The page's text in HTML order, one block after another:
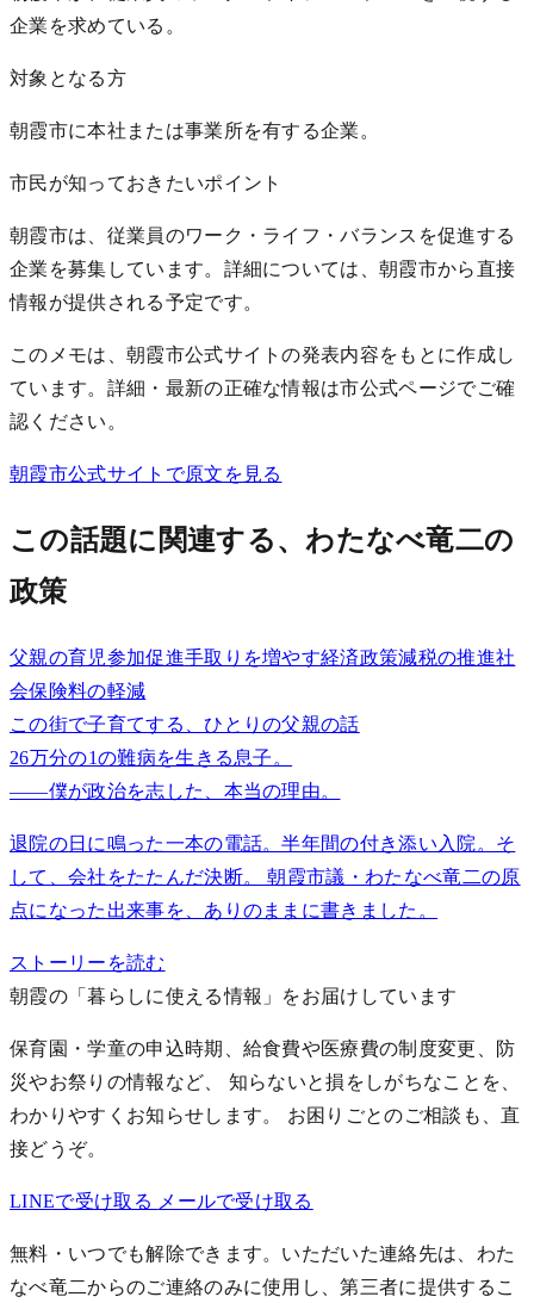
企業を求めている。
対象となる方
朝霞市に本社または事業所を有する企業。
市民が知っておきたいポイント
朝霞市は、従業員のワーク・ライフ・バランスを促進する
企業を募集しています。詳細については、朝霞市から直接
情報が提供される予定です。
このメモは、朝霞市公式サイトの発表内容をもとに作成し
ています。詳細・最新の正確な情報は市公式ページでご確
認ください。
朝霞市公式サイトで原文を見る
この話題に関連する、わたなべ竜二の
政策
父親の育児参加促進手取りを増やす経済政策減税の推進社
会保険料の軽減
この街で子育てする、ひとりの父親の話
26万分の1の難病を生きる息子。
——僕が政治を志した、本当の理由。
退院の日に鳴った一本の電話。半年間の付き添い入院。そ
して、会社をたたんだ決断。 朝霞市議・わたなべ竜二の原
点になった出来事を、ありのままに書きました。
ストーリーを読む
朝霞の「暮らしに使える情報」をお届けしています
保育園・学童の申込時期、給食費や医療費の制度変更、防
災やお祭りの情報など、 知らないと損をしがちなことを、
わかりやすくお知らせします。 お困りごとのご相談も、直
接どうぞ。
LINEで受け取る メールで受け取る
無料・いつでも解除できます。いただいた連絡先は、わた
なべ竜二からのご連絡のみに使用し、第三者に提供するこ